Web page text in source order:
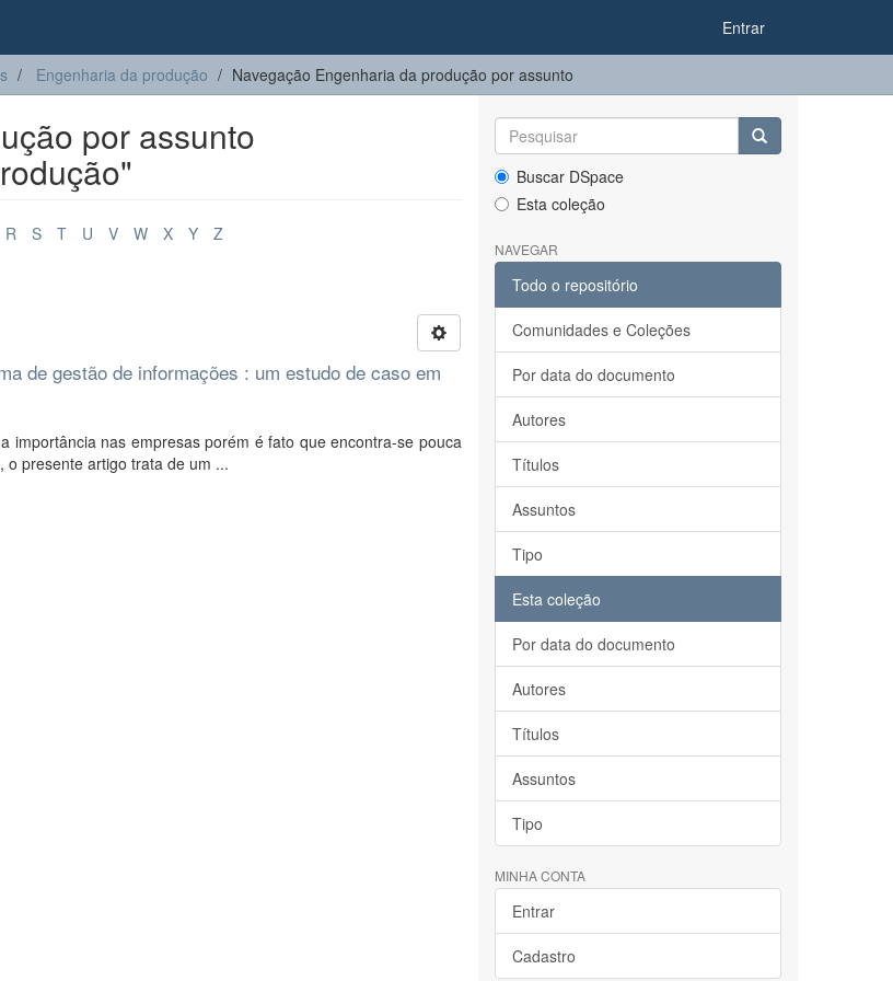
Entrar
Engenharia da produção Navegação Engenharia da produção por assunto
por assunto
R S T U V W X Y Z
de gestão de informações : um estudo de caso em
importância nas empresas porém é fato que encontra-se pouca
o presente artigo trata de um ...
Buscar DSpace
Esta coleção
NAVEGAR
Todo o repositório
Comunidades e Coleções
Por data do documento
Autores
Títulos
Assuntos
Tipo
Esta coleção
Por data do documento
Autores
Títulos
Assuntos
Tipo
MINHA CONTA
Entrar
Cadastro